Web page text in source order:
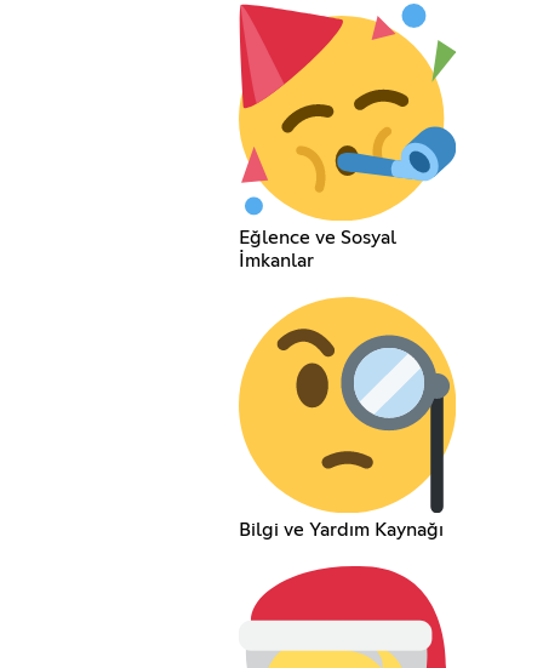
Eğlence ve Sosyal
İmkanlar
Bilgi ve Yardım Kaynağı